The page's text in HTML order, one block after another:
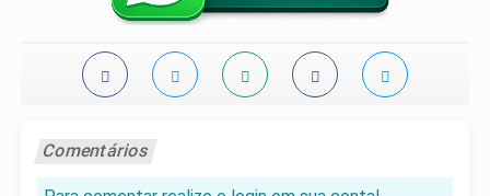
Comentários